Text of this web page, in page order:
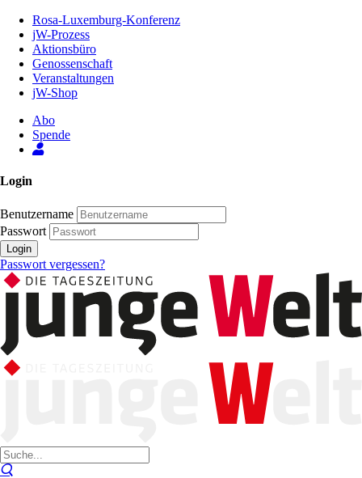
Inhalt
Seite
Rosa-Luxemburg-Konferenz
jW-Prozess
Aktionsbüro
Genossenschaft
Veranstaltungen
jW-Shop
Abo
Spende
Login
Benutzername
Passwort
Login
Passwort vergessen?